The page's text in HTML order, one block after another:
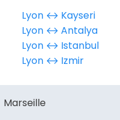
Lyon ↔︎ Kayseri
Lyon ↔︎ Antalya
Lyon ↔︎ Istanbul
Lyon ↔︎ Izmir
Marseille